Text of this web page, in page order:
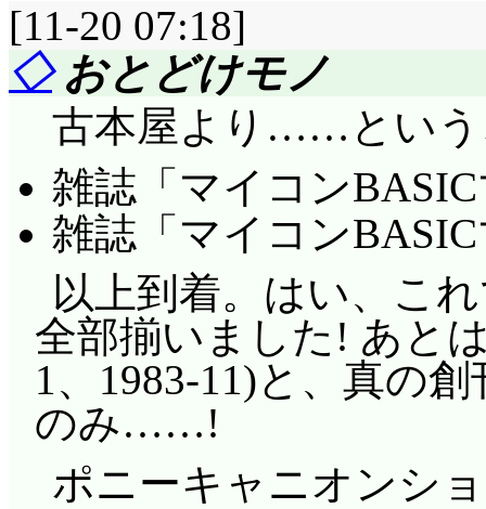
[11-20 07:18]
◇おとどけモノ
古本屋より……という
雑誌「マイコン
雑誌「マイコン
以上到着。はい、こ
全部揃いました! あと
1、1983-11)と、真の
のみ……!
ポニーキャニオンシ